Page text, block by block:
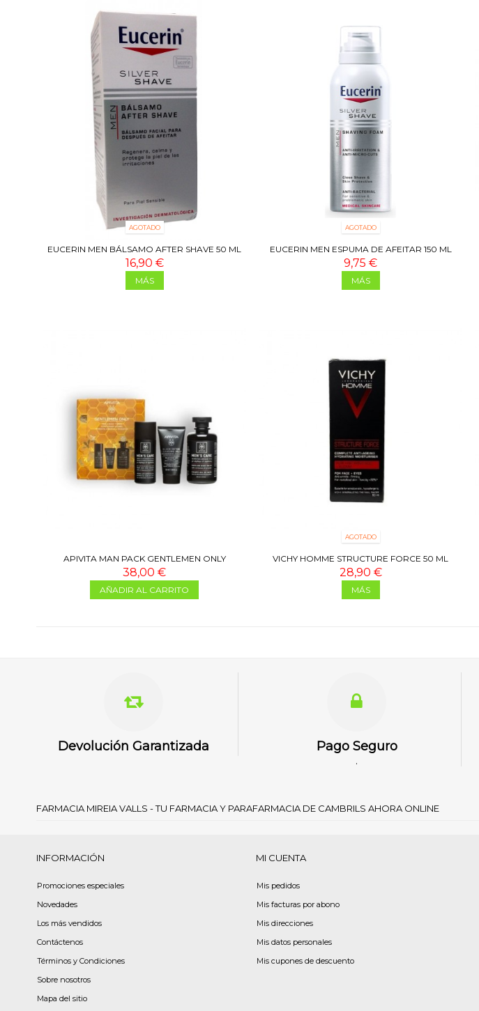
AGOTADO
EUCERIN MEN BÁLSAMO AFTER SHAVE 50 ML
16,90 €
MÁS
AGOTADO
EUCERIN MEN ESPUMA DE AFEITAR 150 ML
9,75 €
MÁS
APIVITA MAN PACK GENTLEMEN ONLY
38,00 €
AÑADIR AL CARRITO
AGOTADO
VICHY HOMME STRUCTURE FORCE 50 ML
28,90 €
MÁS
Devolución Garantizada Pago Seguro
.
FARMACIA MIREIA VALLS - TU FARMACIA Y PARAFARMACIA DE CAMBRILS AHORA ONLINE
INFORMACIÓN
Promociones especiales
Novedades
Los más vendidos
Contáctenos
Términos y Condiciones
Sobre nosotros
Mapa del sitio
MI CUENTA
Mis pedidos
Mis facturas por abono
Mis direcciones
Mis datos personales
Mis cupones de descuento